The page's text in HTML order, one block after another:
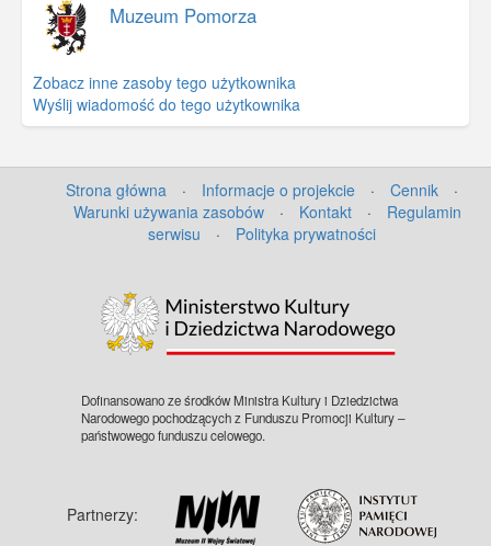
Muzeum Pomorza
Zobacz inne zasoby tego użytkownika
Wyślij wiadomość do tego użytkownika
Strona główna · Informacje o projekcie · Cennik
·
Warunki używania zasobów
· Kontakt ·
Regulamin
serwisu
· Polityka prywatności
Dofinansowano ze środków Ministra Kultury i Dziedzictwa
Narodowego pochodzących z Funduszu Promocji Kultury –
państwowego funduszu celowego.
Partnerzy: